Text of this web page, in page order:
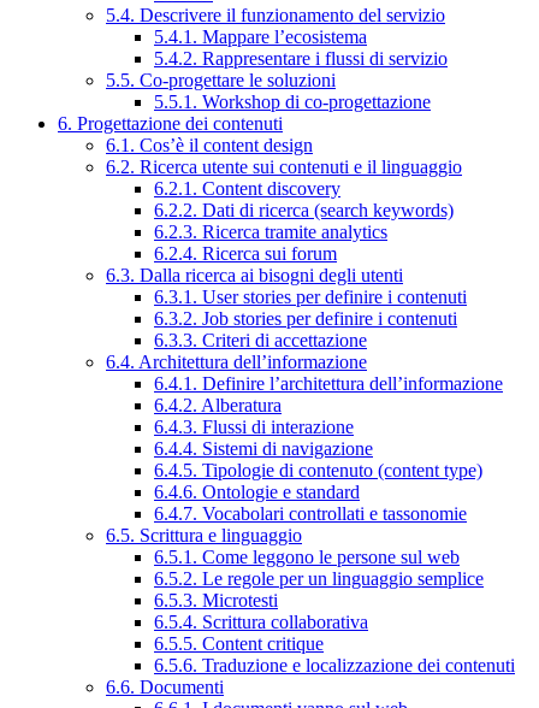
5.4. Descrivere il funzionamento del servizio
5.4.1. Mappare l’ecosistema
5.4.2. Rappresentare i flussi di servizio
5.5. Co-progettare le soluzioni
5.5.1. Workshop di co-progettazione
6. Progettazione dei contenuti
6.1. Cos’è il content design
6.2. Ricerca utente sui contenuti e il linguaggio
6.2.1. Content discovery
6.2.2. Dati di ricerca (search keywords)
6.2.3. Ricerca tramite analytics
6.2.4. Ricerca sui forum
6.3. Dalla ricerca ai bisogni degli utenti
6.3.1. User stories per definire i contenuti
6.3.2. Job stories per definire i contenuti
6.3.3. Criteri di accettazione
6.4. Architettura dell’informazione
6.4.1. Definire l’architettura dell’informazione
6.4.2. Alberatura
6.4.3. Flussi di interazione
6.4.4. Sistemi di navigazione
6.4.5. Tipologie di contenuto (content type)
6.4.6. Ontologie e standard
6.4.7. Vocabolari controllati e tassonomie
6.5. Scrittura e linguaggio
6.5.1. Come leggono le persone sul web
6.5.2. Le regole per un linguaggio semplice
6.5.3. Microtesti
6.5.4. Scrittura collaborativa
6.5.5. Content critique
6.5.6. Traduzione e localizzazione dei contenuti
6.6. Documenti